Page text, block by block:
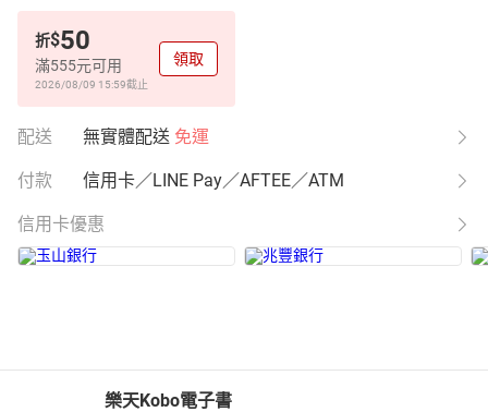
折$50
滿555元可用
2026/08/09 15:59截止
領取
配送 無實體配送 免運
付款 信用卡／LINE Pay／AFTEE／ATM
信用卡優惠
樂天Kobo電子書